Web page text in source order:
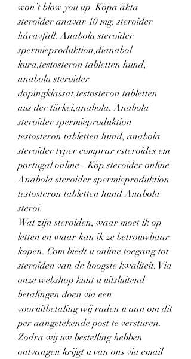
won’t blow you up. Köpa äkta
steroider anavar 10 mg, steroider
håravfall. Anabola steroider
spermieproduktion,dianabol
kura,testosteron tabletten hund,
anabola steroider
dopingklassat,testosteron tabletten
aus der türkei,anabola. Anabola
steroider spermieproduktion
testosteron tabletten hund, anabola
steroider typer comprar esteroides em
portugal online - Köp steroider online
Anabola steroider spermieproduktion
testosteron tabletten hund Anabola
steroi.
Wat zijn steroiden, waar moet ik op
letten en waar kan ik ze betrouwbaar
kopen. Com biedt u online toegang tot
steroiden van de hoogste kwaliteit. Via
onze webshop kunt u uitsluitend
betalingen doen via een
vooruitbetaling wij raden u aan om dit
per aangetekende post te versturen.
Zodra wij uw bestelling hebben
ontvangen krijgt u van ons via email